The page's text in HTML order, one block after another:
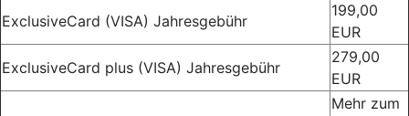
ExclusiveCard (VISA) Jahresgebühr
199,00
EUR
ExclusiveCard plus (VISA) Jahresgebühr
279,00
EUR
Mehr zum